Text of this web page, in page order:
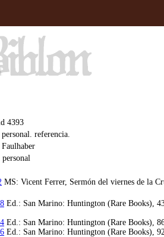
4393
referencia.
MS: Vicent Ferrer, Sermón del viernes de la
Ed.: San Marino: Huntington (Rare Books),
Ed.: San Marino: Huntington (Rare Books),
Ed.: San Marino: Huntington (Rare Books),